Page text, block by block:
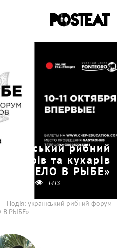
рибний
шефів та кухарів
«ДЕЛО В РЫБЕ»
1413
Подія: український рибний форум
В РЫБЕ»